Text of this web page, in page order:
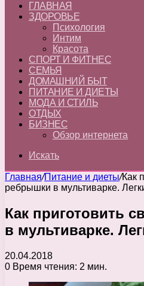
ГЛАВНАЯ
ЗДОРОВЬЕ
Психология
Интим
Красота
СПОРТ И ФИТНЕС
СЕМЬЯ
ДОМАШНИЙ БЫТ
ПИТАНИЕ И ДИЕТЫ
МОДА И СТИЛЬ
ОТДЫХ
БИЗНЕС
Обзор интернета
Искать
Главная/Питание и диеты/Как
ребрышки в мультиварке.
Как приготовить
в мультиварке.
20.04.2018
0 Время чтения: 2 мин.